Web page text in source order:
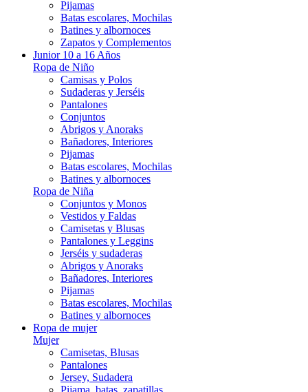
Pijamas
Batas escolares, Mochilas
Batines y albornoces
Zapatos y Complementos
Junior 10 a 16 Años
Ropa de Niño
Camisas y Polos
Sudaderas y Jerséis
Pantalones
Conjuntos
Abrigos y Anoraks
Bañadores, Interiores
Pijamas
Batas escolares, Mochilas
Batines y albornoces
Ropa de Niña
Conjuntos y Monos
Vestidos y Faldas
Camisetas y Blusas
Pantalones y Leggins
Jerséis y sudaderas
Abrigos y Anoraks
Bañadores, Interiores
Pijamas
Batas escolares, Mochilas
Batines y albornoces
Ropa de mujer
Mujer
Camisetas, Blusas
Pantalones
Jersey, Sudadera
Pijama, batas, zapatillas